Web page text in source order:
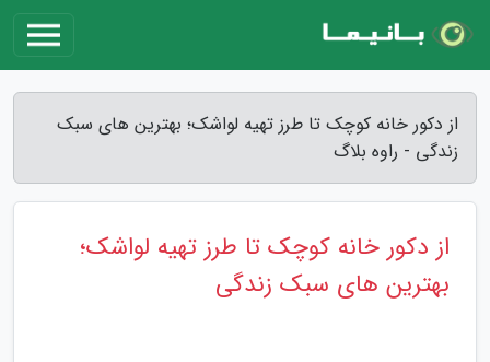
از دکور خانه کوچک تا طرز تهیه لواشک؛ بهترین های سبک
زندگی - راوه بلاگ
از دکور خانه کوچک تا طرز تهیه لواشک؛
بهترین های سبک زندگی